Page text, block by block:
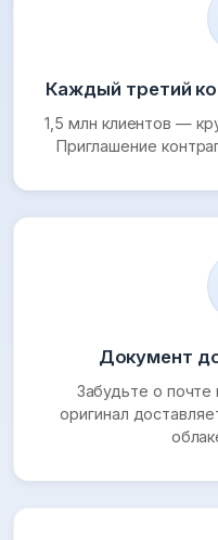
Каждый третий
1,5 млн клиентов —
Приглашение
Документ
Забудьте о почте
оригинал